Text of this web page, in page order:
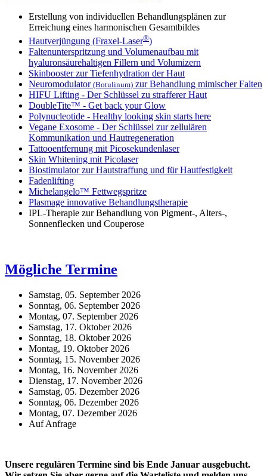
Erstellung von individuellen Behandlungsplänen zur
Erreichung eines harmonischen Gesamtbildes
Hautverjüngung (Fraxel-Laser®)
Faltenunterspritzung und Volumenaufbau mit
hyaluronsäurehaltigen Fillern und Volumizern
Skinbooster zur Tiefenhydration der Haut
Neuromodulator (Botulinum) zur Behandlung mimischer Falten
HIFU Lifting - Der Schlüssel zu strafferer Haut
DoubleTite™ - Get back your Glow
Polynucleotide - Healthy looking skin starts here
Vegane Exosome - Der Schlüssel zur zellulären
Kommunikation und Hautregeneration
Tattooentfernung mit Picosekundenlaser
Skin Whitening mit Picolaser
Biostimulator zur Hautstraffung und für Hautfestigkeit
Fadenlifting
Michelangelo™ Fettwegspritze
Plasmage innovative Behandlungstherapie
IPL-Therapie zur Behandlung von Pigment-, Alters-,
Sonnenflecken und Couperose
Mögliche Termine
Samstag, 05. September 2026
Sonntag, 06. September 2026
Montag, 07. September 2026
Samstag, 17. Oktober 2026
Sonntag, 18. Oktober 2026
Montag, 19. Oktober 2026
Sonntag, 15. November 2026
Montag, 16. November 2026
Dienstag, 17. November 2026
Samstag, 05. Dezember 2026
Sonntag, 06. Dezember 2026
Montag, 07. Dezember 2026
Auf Anfrage
Unsere regulären Termine sind bis Ende Januar ausgebucht.